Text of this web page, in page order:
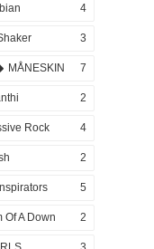
4
3
MÅNESKIN 7
2
Rock 4
2
5
Of A Down 2